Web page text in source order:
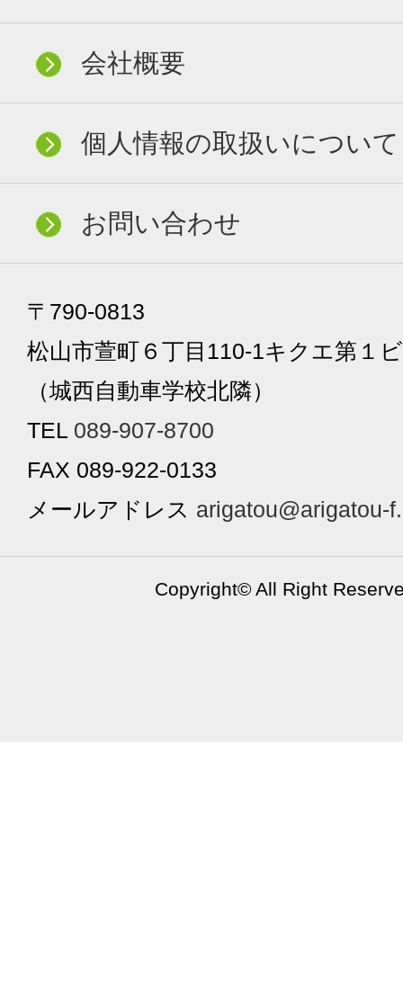
会社概要
個人情報の取扱いについて
お問い合わせ
〒790-0813
松山市萱町６丁目110-1キクエ第１
（城西自動車学校北隣）
TEL 089-907-8700
FAX 089-922-0133
メールアドレス arigatou@arigatou-
Copyright© All Right